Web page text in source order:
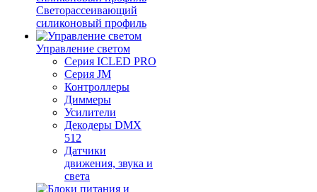
Светорассеивающий
силиконовый профиль
Управление светом
Серия ICLED PRO
Серия JM
Контроллеры
Диммеры
Усилители
Декодеры DMX
512
Датчики
движения, звука и
света